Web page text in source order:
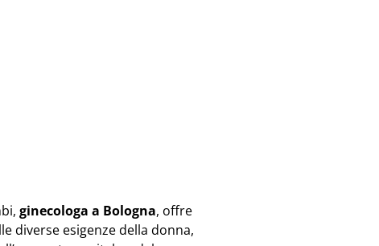
ginecologa a Bologna, offre
diverse esigenze della donna,